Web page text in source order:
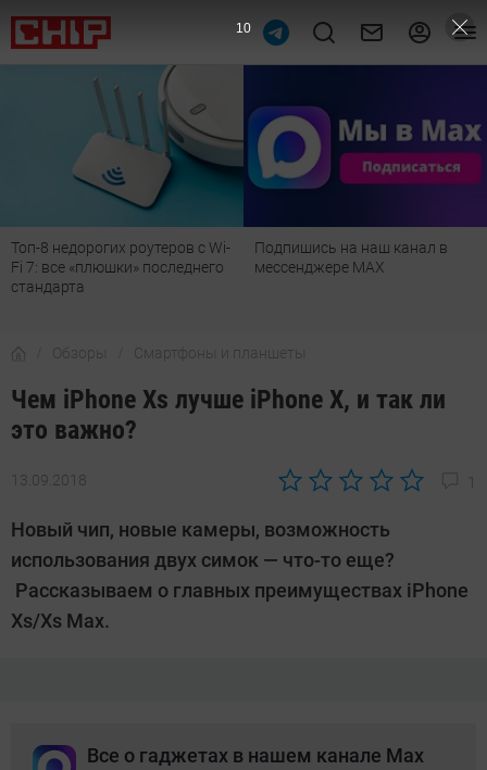
Топ-8 недорогих роутеров с Wi-
Fi 7: все «плюшки» последнего
стандарта
Подпишись на наш канал в
мессенджере МАХ
Обзоры Смартфоны и планшеты
Чем iPhone Xs лучше iPhone X, и так ли
это важно?
13.09.2018
Автор:
Воробьев
Новый чип, новые камеры, возможность
использования двух симок — что-то еще?
Рассказываем о главных преимуществах iPhone
Xs/Xs Max.
Все о гаджетах в нашем канале Max
9